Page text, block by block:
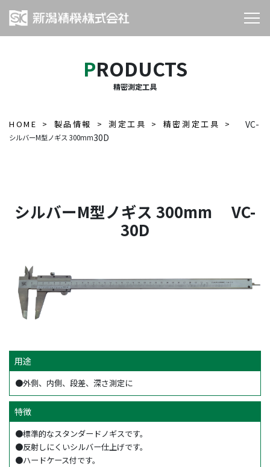
PRODUCTS
精密測定工具
HOME 製品情報 測定工具 精密測定工具
シルバーM型ノギス 300mm
VC-
30D
シルバーM型ノギス 300mm VC-
30D
用途
●外側、内側、段差、深さ測定に
特徴
●標準的なスタンダードノギスです。
●反射しにくいシルバー仕上げです。
●ハードケース付です。